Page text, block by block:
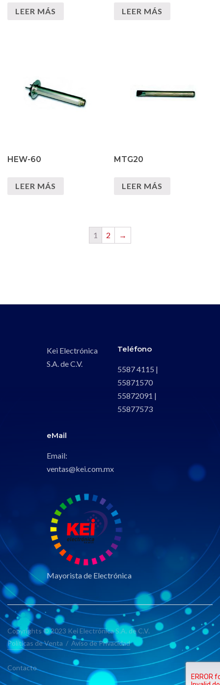
LEER MÁS LEER MÁS
HEW-60
LEER MÁS
MTG20
LEER MÁS
1 2 →
Kei Electrónica
S.A. de C.V.
Teléfono
5587 4115 |
55871570
55872091 |
55877573
eMail
Email:
ventas@kei.com.mx
Mayorista de Electrónica
Copyrights © 2023 Kei Electrónica S.A. de C.V.
Políticas de Venta / Aviso de Privacidad
Contacto